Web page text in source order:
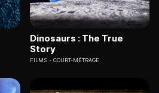
Dinosaurs : The True
Story
FILMS COURT-MÉTRAGE